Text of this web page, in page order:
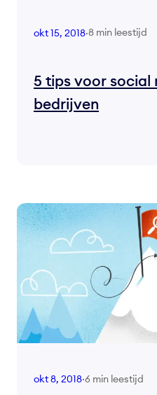
okt 15, 2018·8 min leestijd
5 tips voor social
bedrijven
okt 8, 2018·6 min leestijd